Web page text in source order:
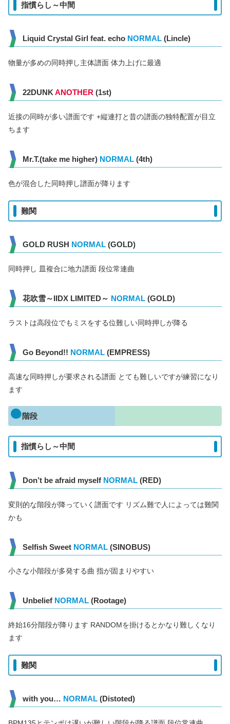
指慣らし～中間
Liquid Crystal Girl feat. echo NORMAL (Lincle)
物量が多めの同時押し主体譜面 体力上げに最適
22DUNK ANOTHER (1st)
近接の同時が多い譜面です +縦連打と昔の譜面の独特配置が目立
ちます
Mr.T.(take me higher) NORMAL (4th)
色が混合した同時押し譜面が降ります
難関
GOLD RUSH NORMAL (GOLD)
同時押し 皿複合に地力譜面 段位常連曲
花吹雪～IIDX LIMITED～ NORMAL (GOLD)
ラストは高段位でもミスをする位難しい同時押しが降る
Go Beyond!! NORMAL (EMPRESS)
高速な同時押しが要求される譜面 とても難しいですが練習になり
ます
階段
指慣らし～中間
Don’t be afraid myself NORMAL (RED)
変則的な階段が降っていく譜面です リズム難で人によっては難関
かも
Selfish Sweet NORMAL (SINOBUS)
小さな小階段が多発する曲 指が固まりやすい
Unbelief NORMAL (Rootage)
終始16分階段が降ります RANDOMを掛けるとかなり難しくなり
ます
難関
with you… NORMAL (Distoted)